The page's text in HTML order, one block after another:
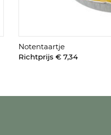
Notentaartje
Richtprijs € 7,34